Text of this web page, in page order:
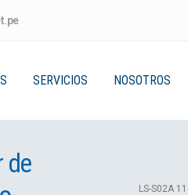
SERVICIOS NOSOTROS
de
LS-S02A